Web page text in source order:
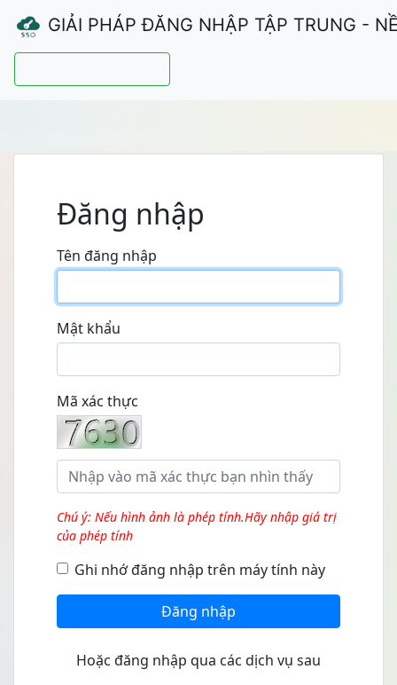
GIẢI PHÁP ĐĂNG NHẬP TẬP TRUNG -
Đăng nhập
Tên đăng nhập
Mật khẩu
Mã xác thực
Chú ý: Nếu hình ảnh là phép tính.Hãy nhập giá trị
của phép tính
Ghi nhớ đăng nhập trên máy tính này
Đăng nhập
Hoặc đăng nhập qua các dịch vụ sau